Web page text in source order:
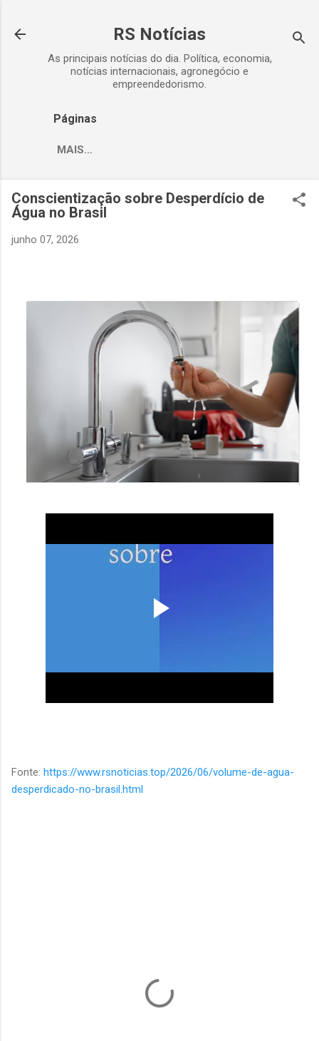
RS Notícias
As principais notícias do dia. Política, economia,
notícias internacionais, agronegócio e
empreendedorismo.
Páginas
MAIS…
Conscientização sobre Desperdício de
Água no Brasil
junho 07, 2026
Fonte: https://www.rsnoticias.top/2026/06/volume-de-agua-
desperdicado-no-brasil.html